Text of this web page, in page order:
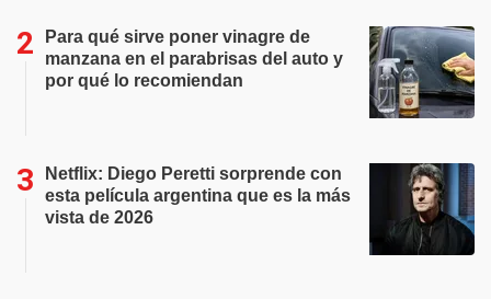
Para qué sirve poner vinagre de
manzana en el parabrisas del auto y
por qué lo recomiendan
Netflix: Diego Peretti sorprende con
esta película argentina que es la más
vista de 2026